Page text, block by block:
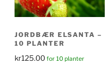
JORDBÆR ELSANTA –
10 PLANTER
kr125.00 for 10 planter